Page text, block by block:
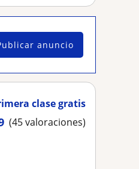
anuncio
clase gratis
(45 valoraciones)